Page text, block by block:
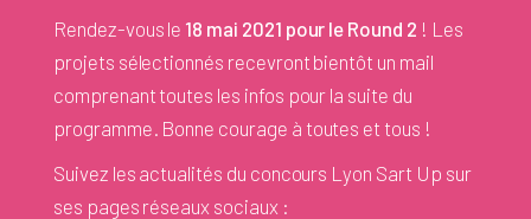
Rendez-vous le 18 mai 2021 pour le Round 2 ! Les
projets sélectionnés recevront bientôt un mail
comprenant toutes les infos pour la suite du
programme. Bonne courage à toutes et tous !
Suivez les actualités du concours Lyon Sart Up sur
ses pages réseaux sociaux :